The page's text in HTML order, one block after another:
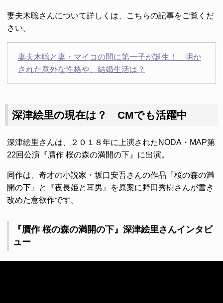
妻夫木聡さんについて詳しくは、こちらの記事をご覧くだ
さい。
妻夫木聡と妻・マイコの間に第一子が誕生！ 明か
された意外な性格や、結婚生活は？
深津絵里の現在は？ CMでも活躍中
深津絵里さんは、２０１８年に上演されたNODA・MAP第
22回公演『贋作 桜の森の満開の下』に出演。
同作は、奇才の小説家・坂口安吾さんの作品『桜の森の満
開の下』と『夜長姫と耳男』を原案に野田秀樹さんが書き
改めた意欲作です。
『贋作 桜の森の満開の下』深津絵里さんインタビ
ュー